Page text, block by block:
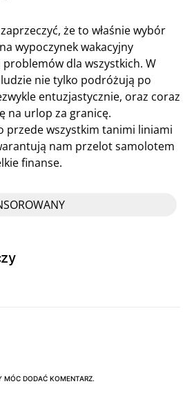
że to właśnie wybór
wypoczynek wakacyjny
dla wszystkich. W
nie tylko podróżują po
entuzjastycznie, oraz coraz
na urlop za granicę.
przede wszystkim tanimi liniami
nam przelot samolotem
finanse.
MÓC DODAĆ KOMENTARZ.